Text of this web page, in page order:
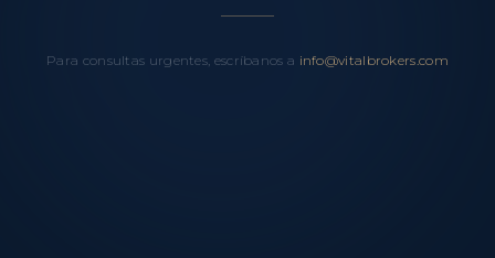
Para consultas urgentes, escríbanos a info@vitalbrokers.com